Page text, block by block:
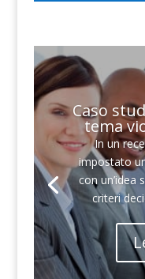
Caso
tema
In un
impostato
con un’idea
criteri